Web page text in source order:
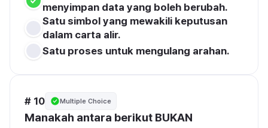
menyimpan data yang boleh berubah.
Satu simbol yang mewakili keputusan
dalam carta alir.
Satu proses untuk mengulang arahan.
# 10 Multiple Choice
Manakah antara berikut BUKAN